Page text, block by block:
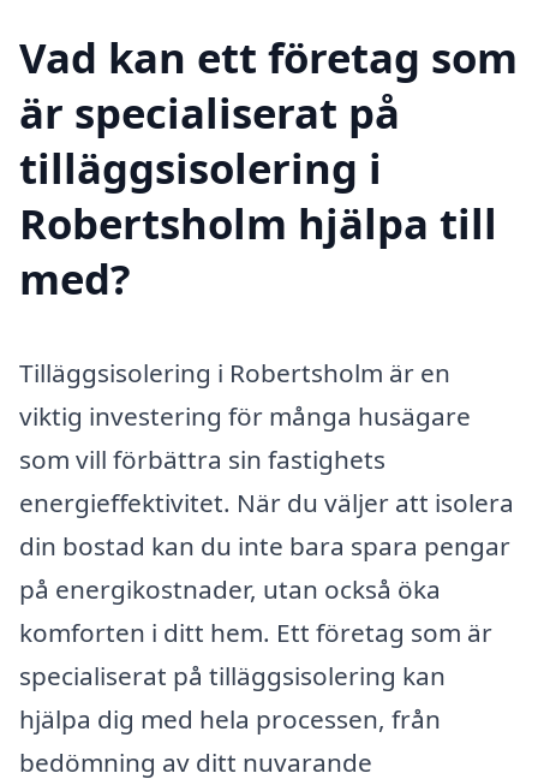
Vad kan ett företag som
är specialiserat på
tilläggsisolering i
Robertsholm hjälpa till
med?
Tilläggsisolering i Robertsholm är en
viktig investering för många husägare
som vill förbättra sin fastighets
energieffektivitet. När du väljer att isolera
din bostad kan du inte bara spara pengar
på energikostnader, utan också öka
komforten i ditt hem. Ett företag som är
specialiserat på tilläggsisolering kan
hjälpa dig med hela processen, från
bedömning av ditt nuvarande